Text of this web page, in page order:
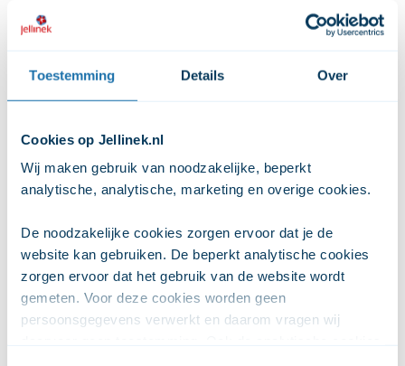
Toestemming Details Over
Cookies op Jellinek.nl
Wij maken gebruik van noodzakelijke, beperkt
analytische, analytische, marketing en overige cookies.
De noodzakelijke cookies zorgen ervoor dat je de
website kan gebruiken. De beperkt analytische cookies
zorgen ervoor dat het gebruik van de website wordt
gemeten. Voor deze cookies worden geen
persoonsgegevens verwerkt en daarom vragen wij
Hypertensie is een ander word voor (te hoge)
op je vaatwanden groter dan normaal [2]. Je
bloedvaten kunnen hierdoor langzaam beschadigd
Hypertensie merk je zelf meestal niet. Een arts kan
het wel meten met een bloeddrukmeter. Voor een
betrouwbaar resultaat is het nodig om meerdere
metingen te doen.
In 95% van de gevallen is de oorzaak van een te
hoge bloeddruk onbekend. Hypertensie is geen
ziekte, maar geeft net als roken en diabetes
(suikerziekte) een verhoogde kans op hart- en